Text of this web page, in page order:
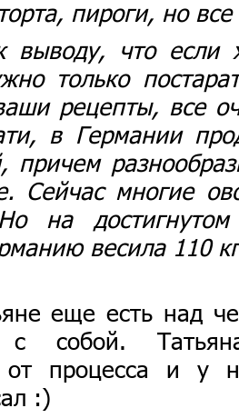
пироги, но
что если
только
рецепты, все
в Германии
причем
Сейчас многие
на
весила 110
еще есть над
собой.
от процесса и у
:)